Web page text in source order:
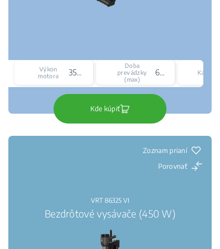
Výkon
motora
350 W
Doba
prevádzky
(max)
60 min
Kde kúpiť
Zoznam prianí
Porovnať
VRT 86325 VI
Bezdrôtové vysávače (450 W)